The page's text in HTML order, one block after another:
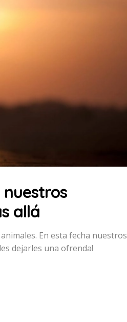
nuestros
allá
En esta fecha nuestros
dejarles una ofrenda!